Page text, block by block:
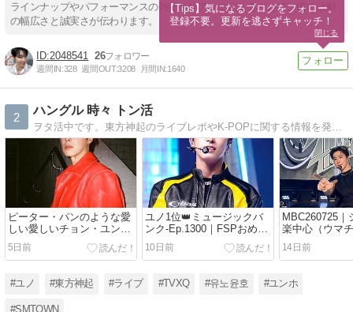
ラインナップやパフォーマンスの熱狂をリアルに伝えることで、彼の活動
の幅広さと誠実さが伝わります。
2048541 26
週間IN:328 週間OUT:3208 月間IN:1640
2
ハングル 時々 トン活
ピーター・パンのような愛
しい愛しいチョン・ユンホ
さま。
5日前
ユノ1位👑ミュージックバ
ンク-Ep.1300｜FSPおめで
とう✨️
10日前
MBC260725｜
楽中心（ウマ
14日前
#ユノ #東方神起 #ライブ #TVXQ #유노윤호 #ユンホ
#SMTOWN
【Tips】気になるブログをフォロー。
登録不要。更新を逃さずキャッチ！
閉じる